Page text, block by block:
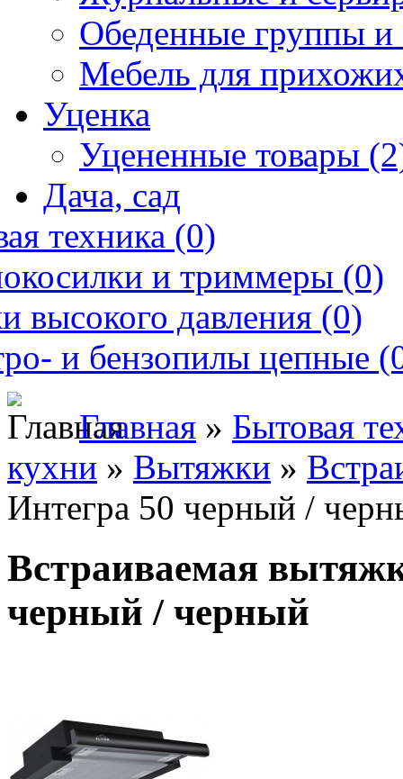
Обеденные группы и
Мебель для
Уценка
Уцененные товары
Дача, сад
техника (0)
и триммеры (0)
высокого давления (0)
и бензопилы цепные
Главная » Бытовая
кухни » Вытяжки »
Интегра 50 черный /
Встраиваемая
черный / черный